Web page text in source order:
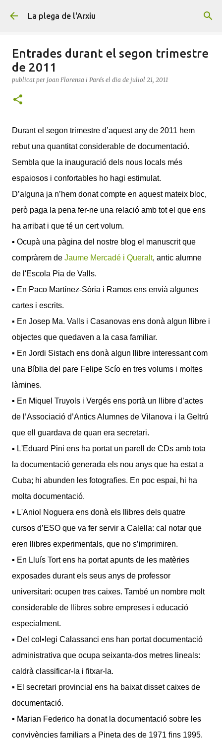
Salta al contingut principal
La plega de l'Arxiu
Entrades durant el segon trimestre
de 2011
publicat per Joan Florensa i Parés el dia de juliol 21, 2011
Durant el segon trimestre d’aquest any de 2011 hem
rebut una quantitat considerable de documentació.
Sembla que la inauguració dels nous locals més
espaiosos i confortables ho hagi estimulat.
D’alguna ja n’hem donat compte en aquest mateix bloc,
però paga la pena fer-ne una relació amb tot el que ens
ha arribat i que té un cert volum.
▪ Ocupà una pàgina del nostre blog el manuscrit que
compràrem de Jaume Mercadé i Queralt, antic alumne
de l'Escola Pia de Valls.
▪ En Paco Martínez-Sòria i Ramos ens envià algunes
cartes i escrits.
▪ En Josep Ma. Valls i Casanovas ens donà algun llibre i
objectes que quedaven a la casa familiar.
▪ En Jordi Sistach ens donà algun llibre interessant com
una Bíblia del pare Felipe Scío en tres volums i moltes
làmines.
▪ En Miquel Truyols i Vergés ens portà un llibre d’actes
de l’Associació d’Antics Alumnes de Vilanova i la Geltrú
que ell guardava de quan era secretari.
▪ L'Eduard Pini ens ha portat un parell de CDs amb tota
la documentació generada els nou anys que ha estat a
Cuba; hi abunden les fotografies. En poc espai, hi ha
molta documentació.
▪ L'Aniol Noguera ens donà els llibres dels quatre
cursos d’ESO que va fer servir a Calella: cal notar que
eren llibres experimentals, que no s’imprimiren.
▪ En Lluís Tort ens ha portat apunts de les matèries
exposades durant els seus anys de professor
universitari: ocupen tres caixes. També un nombre molt
considerable de llibres sobre empreses i educació
especialment.
▪ Del col•legi Calassanci ens han portat documentació
administrativa que ocupa seixanta-dos metres lineals:
caldrà classificar-la i fitxar-la.
▪ El secretari provincial ens ha baixat disset caixes de
documentació.
▪ Marian Federico ha donat la documentació sobre les
convivències familiars a Pineta des de 1971 fins 1995.